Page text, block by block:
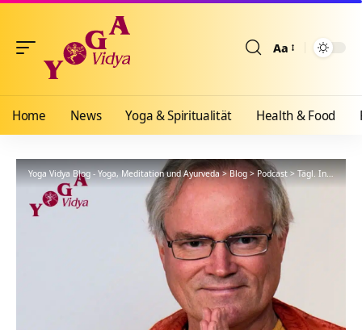
Aa
Home News Yoga & Spiritualität Health & Food
Yoga Vidya Blog - Yoga, Meditation und Ayurveda>Blog>Podcast>Tägl. Inspiration